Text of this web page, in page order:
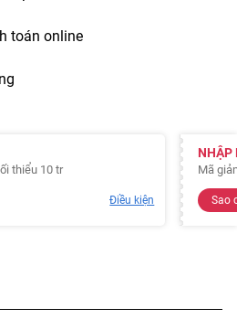
toán online
thiểu 10 tr
Điều kiện
NHẬP
Mã
Sao